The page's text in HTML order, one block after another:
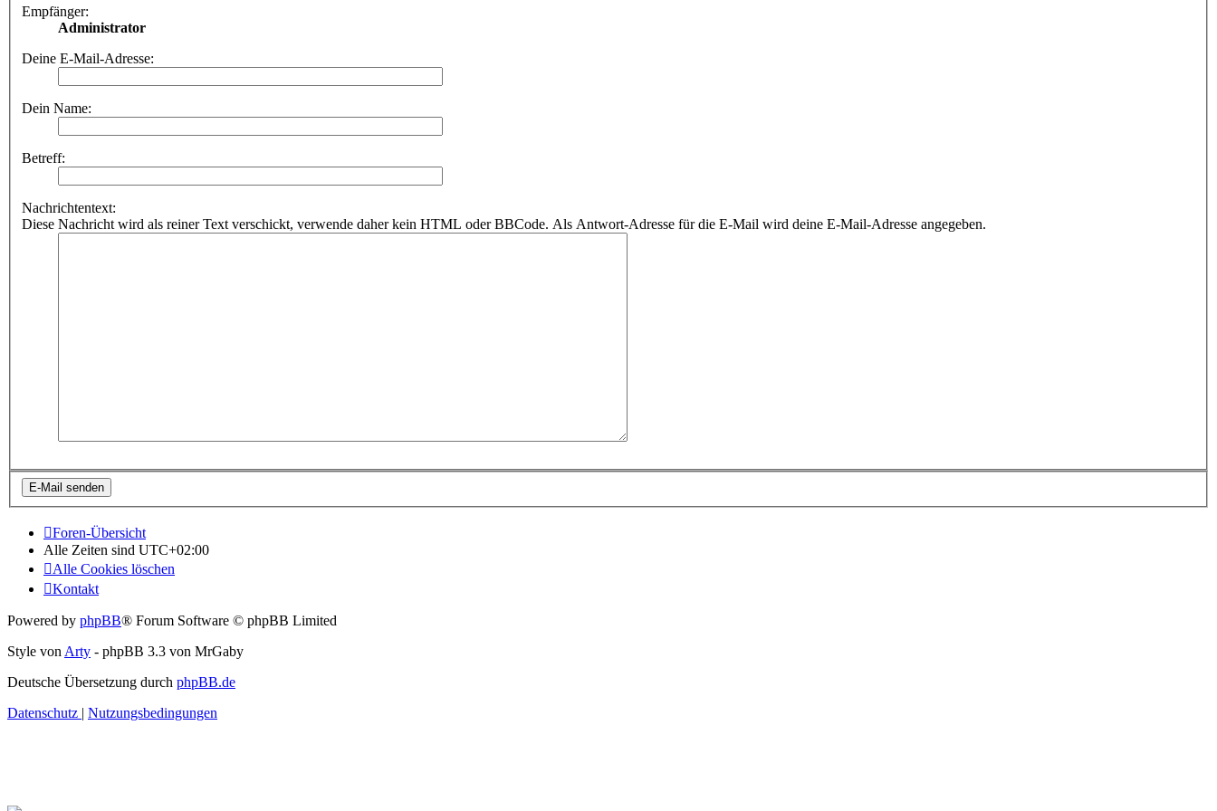
Empfänger:
Administrator
Deine E-Mail-Adresse:
Dein Name:
Betreff:
Nachrichtentext:
Diese Nachricht wird als reiner Text verschickt, verwende daher kein HTML oder BBCode. Als Antwort-Adresse für die E-Mail wird deine E-Mail-Adresse angegeben.
Foren-Übersicht
Alle Zeiten sind UTC+02:00
Alle Cookies löschen
Kontakt
Powered by phpBB® Forum Software © phpBB Limited
Style von Arty - phpBB 3.3 von MrGaby
Deutsche Übersetzung durch phpBB.de
Datenschutz | Nutzungsbedingungen